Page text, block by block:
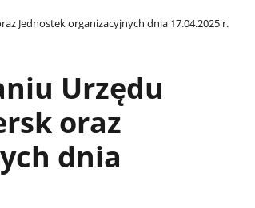
Jednostek organizacyjnych dnia 17.04.2025 r.
Urzędu
oraz
dnia